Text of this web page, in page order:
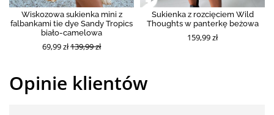
Wiskozowa sukienka mini z
falbankami tie dye Sandy Tropics
biało-camelowa
69,99 zł139,99 zł
Sukienka z rozcięciem Wild
Thoughts w panterkę beżowa
159,99 zł
Opinie klientów